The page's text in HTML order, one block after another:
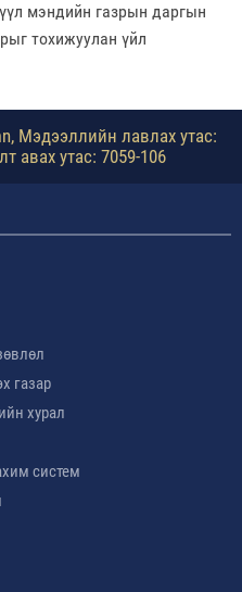
мэндийн газрын даргын
тохижуулан үйл
Мэдээллийн лавлах утас:
авах утас: 7059-106
газар
хурал
систем